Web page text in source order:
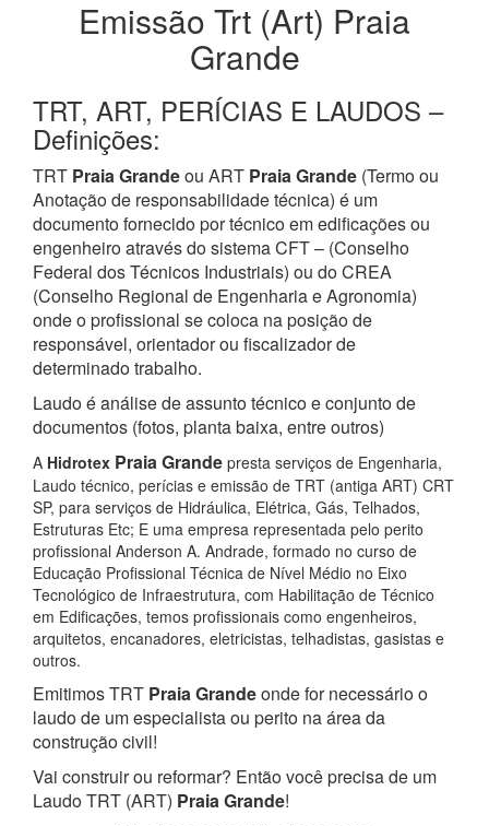
Emissão Trt (Art) Praia
Grande
TRT, ART, PERÍCIAS E LAUDOS –
Definições:
TRT Praia Grandeou ART Praia Grande (Termo ou
Anotação de responsabilidade técnica) é um
documento fornecido por técnico em edificações ou
engenheiro através do sistema CFT – (Conselho
Federal dos Técnicos Industriais) ou do CREA
(Conselho Regional de Engenharia e Agronomia)
onde o profissional se coloca na posição de
responsável, orientador ou fiscalizador de
determinado trabalho.
Laudo é análise de assunto técnico e conjunto de
documentos (fotos, planta baixa, entre outros)
A Hidrotex Praia Grande presta serviços de Engenharia,
Laudo técnico, perícias e emissão de TRT (antiga ART) CRT
SP, para serviços de Hidráulica, Elétrica, Gás, Telhados,
Estruturas Etc; E uma empresa representada pelo perito
profissional Anderson A. Andrade, formado no curso de
Educação Profissional Técnica de Nível Médio no Eixo
Tecnológico de Infraestrutura, com Habilitação de Técnico
em Edificações, temos profissionais como engenheiros,
arquitetos, encanadores, eletricistas, telhadistas, gasistas e
outros.
Emitimos TRT Praia Grandeonde for necessário o
laudo de um especialista ou perito na área da
construção civil!
Vai construir ou reformar? Então você precisa de um
Laudo TRT (ART) Praia Grande!